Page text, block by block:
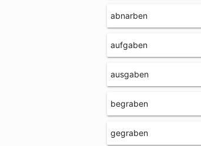
abnarben
aufgaben
ausgaben
begraben
gegraben